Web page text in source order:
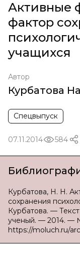
Активные
фактор
учащихся
Автор
Курбатова
Спецвыпуск
07.11.2014 584
Курбатова, Н. Н.
сохранения
Курбатова. —
ученый. — 2014. —
https://moluch.ru/